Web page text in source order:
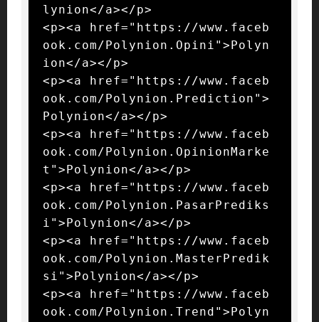
lynion</a></p>
<p><a href="https://www.faceb
ook.com/Polynion.Opini">Polyn
ion</a></p>
<p><a href="https://www.faceb
ook.com/Polynion.Prediction">
Polynion</a></p>
<p><a href="https://www.faceb
ook.com/Polynion.OpinionMarke
t">Polynion</a></p>
<p><a href="https://www.faceb
ook.com/Polynion.PasarPrediks
i">Polynion</a></p>
<p><a href="https://www.faceb
ook.com/Polynion.MasterPredik
si">Polynion</a></p>
<p><a href="https://www.faceb
ook.com/Polynion.Trend">Polyn